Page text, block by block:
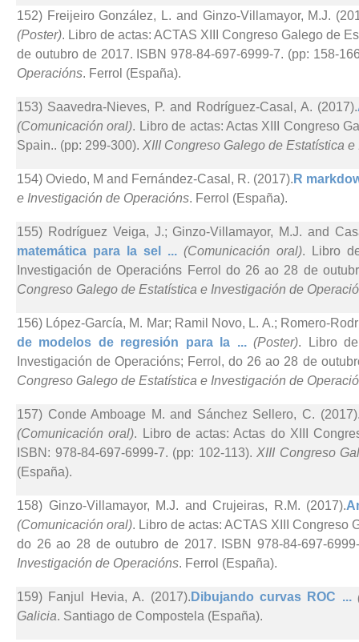
152) Freijeiro González, L. and Ginzo-Villamayor, M.J.
(Poster). Libro de actas: ACTAS XIII Congreso Galego de
de outubro de 2017. ISBN 978-84-697-6999-7. (pp: 158-
Operacións. Ferrol (España).
153) Saavedra-Nieves, P. and Rodríguez-Casal, A. (2017).
(Comunicación oral). Libro de actas: Actas XIII Congreso
Spain.. (pp: 299-300). XIII Congreso Galego de Estatística
154) Oviedo, M and Fernández-Casal, R. (2017). R
e Investigación de Operacións. Ferrol (España).
155) Rodríguez Veiga, J.; Ginzo-Villamayor, M.J. and
matemática para la sel ... (Comunicación oral). Libro
Investigación de Operacións Ferrol do 26 ao 28 de
Congreso Galego de Estatística e Investigación de
156) López-García, M. Mar; Ramil Novo, L. A.; Romero-
de modelos de regresión para la ...(Poster). Libro
Investigación de Operacións; Ferrol, do 26 ao 28 de
Congreso Galego de Estatística e Investigación de
157) Conde Amboage M. and Sánchez Sellero, C.
(Comunicación oral). Libro de actas: Actas do XIII
ISBN: 978-84-697-6999-7. (pp: 102-113). XIII Congreso
(España).
158) Ginzo-Villamayor, M.J. and Crujeiras, R.M. (2017).
(Comunicación oral). Libro de actas: ACTAS XIII Congreso
do 26 ao 28 de outubro de 2017. ISBN 978-84-697-
Investigación de Operacións. Ferrol (España).
159) Fanjul Hevia, A. (2017). Dibujando curvas ROC ...
Galicia. Santiago de Compostela (España).